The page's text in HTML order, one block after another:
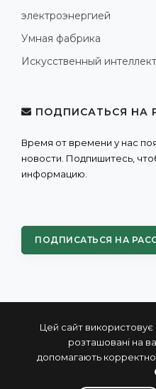
Цей сайт
розташовані на
допомагають корректно
электроэнергией
Умная фабрика
Искусственный
ПОДПИСАТЬСЯ НА
Время от времени у нас
новости. Подпишитесь,
информацию.
ПОДПИСАТЬСЯ НА
© 2004 - 2026 ПРОКСИС™